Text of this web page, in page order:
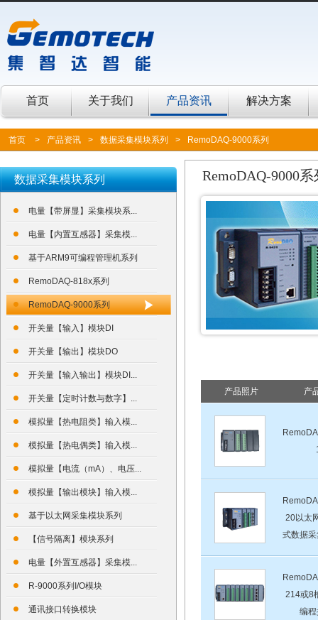
首页 关于我们 产品资讯 解决方案
首页 > 产品资讯 > 数据采集模块系列 > RemoDAQ-9000系列
数据采集模块系列
电量【带屏显】采集模块系...
电量【内置互感器】采集模...
基于ARM9可编程管理机系列
RemoDAQ-818x系列
RemoDAQ-9000系列
开关量【输入】模块DI
开关量【输出】模块DO
开关量【输入输出】模块DI...
开关量【定时计数与数字】...
模拟量【热电阻类】输入模...
模拟量【热电偶类】输入模...
模拟量【电流（mA）、电压...
模拟量【输出模块】输入模...
基于以太网采集模块系列
【信号隔离】模块系列
电量【外置互感器】采集模...
R-9000系列I/O模块
通讯接口转换模块
RemoDAQ-9000系
产品照片 产
20以太
式数据
214或8
编